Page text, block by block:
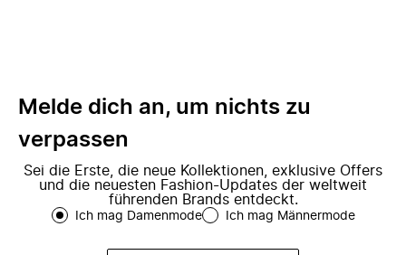
Melde dich an, um nichts zu
verpassen
Sei die Erste, die neue Kollektionen, exklusive Offers
und die neuesten Fashion-Updates der weltweit
führenden Brands entdeckt.
Ich mag Damenmode Ich mag Männermode